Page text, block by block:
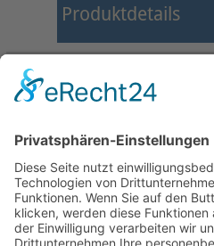
Produktdetails
Start